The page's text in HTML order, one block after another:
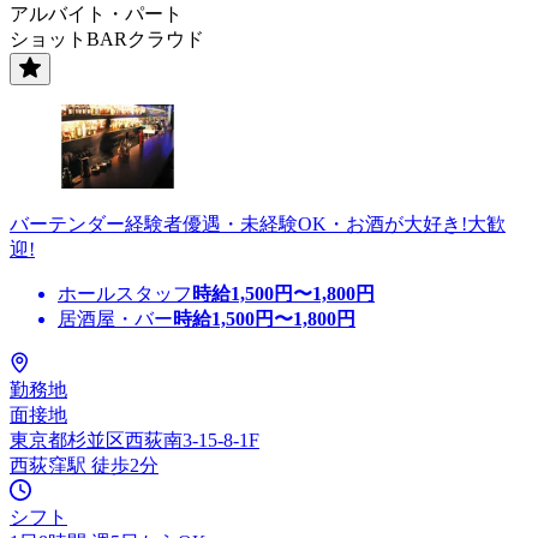
アルバイト・パート
ショットBARクラウド
バーテンダー経験者優遇・未経験OK・お酒が大好き!大歓
迎!
ホールスタッフ 時給1,500円〜1,800円
居酒屋・バー時給1,500円〜1,800円
勤務地
面接地
東京都杉並区西荻南3-15-8-1F
西荻窪駅 徒歩2分
シフト